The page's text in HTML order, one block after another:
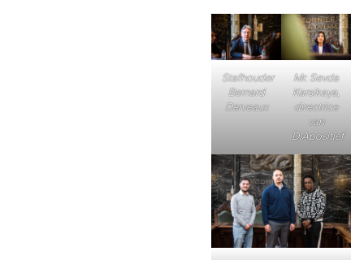
Stafhouder
Bernard
Derveaux
Mr. Sevda
Karsikaya,
directrice
van
DIApositief